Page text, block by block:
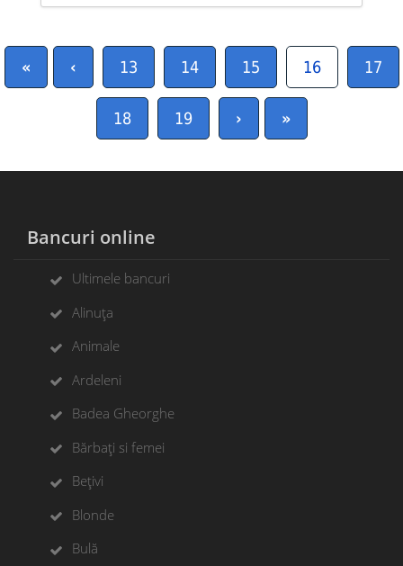
« ‹ 13 14 15 16 17
18 19 › »
Bancuri online
Ultimele bancuri
Alinuța
Animale
Ardeleni
Badea Gheorghe
Bărbați si femei
Bețivi
Blonde
Bulă